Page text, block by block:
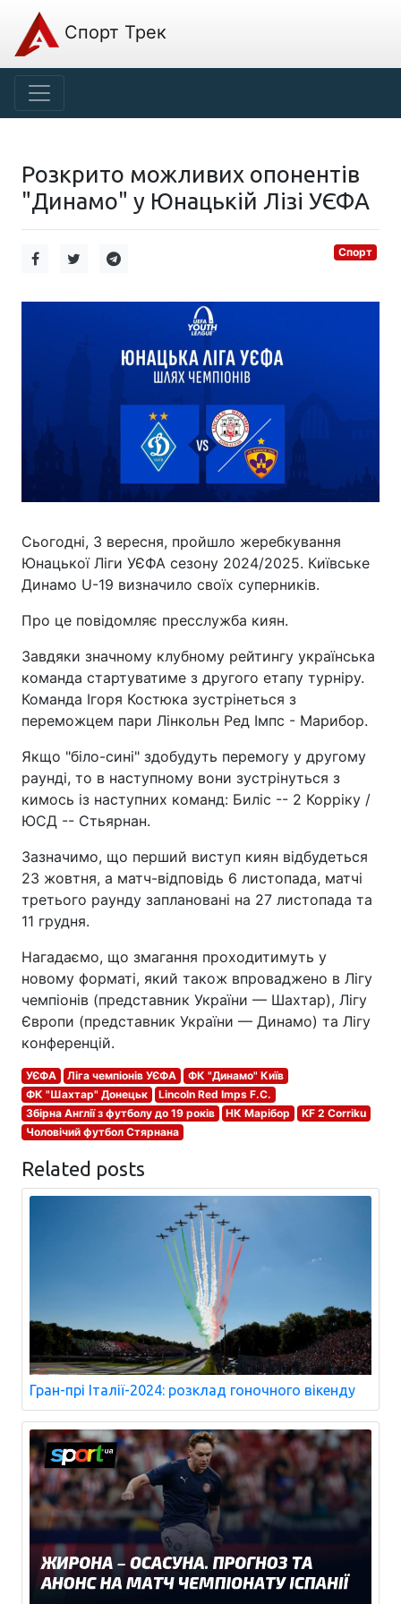
Спорт Трек
Розкрито можливих опонентів
"Динамо" у Юнацькій Лізі УЄФА
Спорт
Сьогодні, 3 вересня, пройшло жеребкування
Юнацької Ліги УЄФА сезону 2024/2025. Київське
Динамо U-19 визначило своїх суперників.
Про це повідомляє пресслужба киян.
Завдяки значному клубному рейтингу українська
команда стартуватиме з другого етапу турніру.
Команда Ігоря Костюка зустрінеться з
переможцем пари Лінкольн Ред Імпс - Марибор.
Якщо "біло-сині" здобудуть перемогу у другому
раунді, то в наступному вони зустрінуться з
кимось із наступних команд: Биліс -- 2 Корріку /
ЮСД -- Стьярнан.
Зазначимо, що перший виступ киян відбудеться
23 жовтня, а матч-відповідь 6 листопада, матчі
третього раунду заплановані на 27 листопада та
11 грудня.
Нагадаємо, що змагання проходитимуть у
новому форматі, який також впроваджено в Лігу
чемпіонів (представник України — Шахтар), Лігу
Європи (представник України — Динамо) та Лігу
конференцій.
УЄФА Ліга чемпіонів УЄФА
ФК "Динамо" Київ
ФК "Шахтар" Донецьк
Lincoln Red Imps F.C.
Збірна Англії з футболу до 19 років
НК Марібор
KF 2 Corriku
Чоловічий футбол Стярнана
Related posts
Гран-прі Італії-2024: розклад гоночного вікенду